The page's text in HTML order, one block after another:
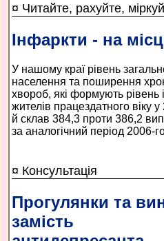
¤ Читайте, рахуйте,
Інфаркти - на
У нашому краї рівень
населення та поширення
хвороб, які формують рівень
жителів працездатного віку
й склав 384,3 проти 386,2
за аналогічний період 2006-
¤ Консультація
Прогулянки та
замість